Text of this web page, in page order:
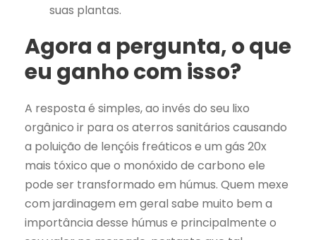
suas plantas.
Agora a pergunta, o que
eu ganho com isso?
A resposta é simples, ao invés do seu lixo
orgânico ir para os aterros sanitários causando
a poluição de lençóis freáticos e um gás 20x
mais tóxico que o monóxido de carbono ele
pode ser transformado em húmus. Quem mexe
com jardinagem em geral sabe muito bem a
importância desse húmus e principalmente o